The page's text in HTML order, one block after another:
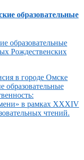
образовательные
в городе Омске
образовательные
в рамках XXXIV
чтений.